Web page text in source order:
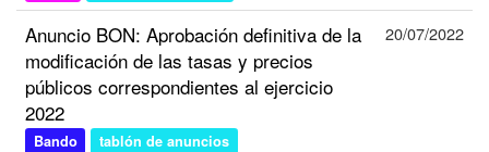
Anuncio BON: Aprobación definitiva de la
modificación de las tasas y precios
públicos correspondientes al ejercicio
2022
Bando tablón de anuncios
20/07/2022